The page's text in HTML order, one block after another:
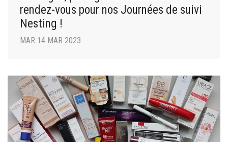
rendez-vous pour nos Journées de suivi
Nesting !
MAR 14 MAR 2023